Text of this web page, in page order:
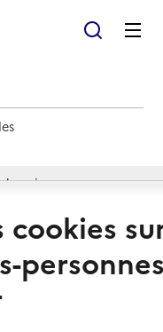
besoin
par département
liste des
cookies